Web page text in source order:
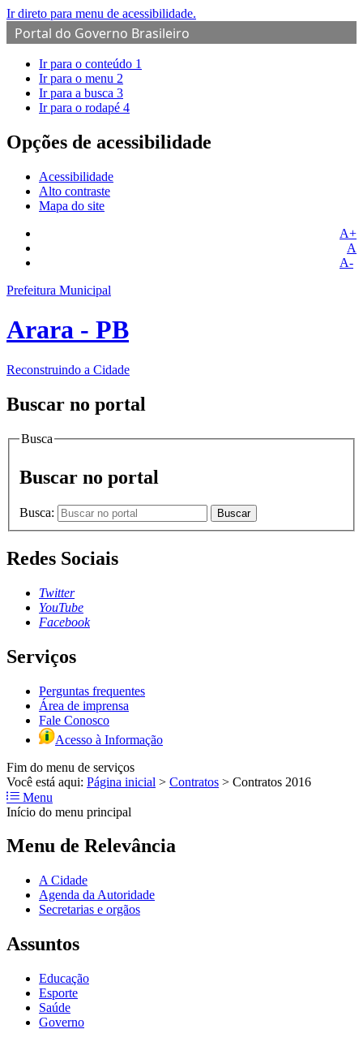
Ir direto para menu de acessibilidade.
Portal do Governo Brasileiro
Ir para o conteúdo 1
Ir para o menu 2
Ir para a busca 3
Ir para o rodapé 4
Opções de acessibilidade
Acessibilidade
Alto contraste
Mapa do site
A+
A
A-
Prefeitura Municipal
Arara - PB
Reconstruindo a Cidade
Buscar no portal
Busca
Buscar no portal
Busca: Buscar
Redes Sociais
Twitter
YouTube
Facebook
Serviços
Perguntas frequentes
Área de imprensa
Fale Conosco
Acesso à Informação
Fim do menu de serviços
Você está aqui: Página inicial > Contratos > Contratos 2016
Menu
Início do menu principal
Menu de Relevância
A Cidade
Agenda da Autoridade
Secretarias e orgãos
Assuntos
Educação
Esporte
Saúde
Governo